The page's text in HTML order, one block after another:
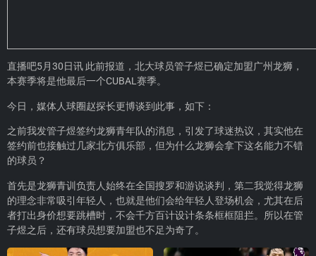
直播吧5月30日讯 此前报道，北大球员管子煜已确定加盟广州龙狮，
本赛季将是他最后一个CUBAL赛季。
今日，媒体人球圈赵探长更博谈到此事，如下：
之前我发管子煜签约龙狮青年队的消息，引发了球迷热议，其实他在
签约前也接触过几家北方俱乐部，但为什么龙狮会拿下这名能力不错
的球员？
首先是龙狮青训负责人始终在全国搜罗和游说谈判，第二我觉得龙狮
的理念非常吸引年轻人，也就是他们会给年轻人登场机会，尤其在后
者打出身价想要跳槽时，不会千方百计设计条条框框阻拦。所以在管
子煜之后，还有球员想要加盟也不足为奇了。